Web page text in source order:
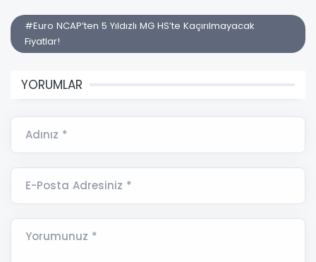
#Euro NCAP’ten 5 Yıldızlı MG HS’te Kaçırılmayacak
Fiyatlar!
YORUMLAR
Adınız *
E-Posta Adresiniz *
Yorumunuz *